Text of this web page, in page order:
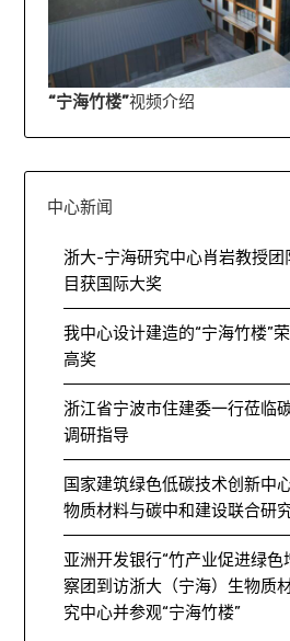
“宁海竹楼”视频介绍
中心新闻
浙大-宁海研究中心肖岩教授
目获国际大奖
我中心设计建造的“宁海竹楼”
高奖
浙江省宁波市住建委一行莅临
调研指导
国家建筑绿色低碳技术创新中
物质材料与碳中和建设联合研
亚洲开发银行“竹产业促进绿
察团到访浙大（宁海）生物质
究中心并参观“宁海竹楼”